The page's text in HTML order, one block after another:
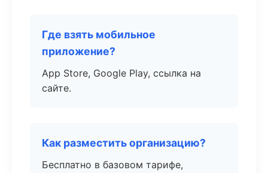
Где взять мобильное
приложение?
App Store, Google Play, ссылка на
сайте.
Как разместить организацию?
Бесплатно в базовом тарифе,